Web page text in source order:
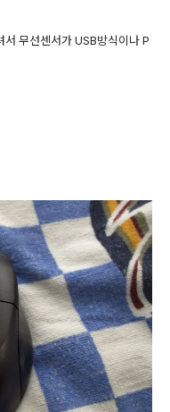
무선센서가 USB방식이나 P